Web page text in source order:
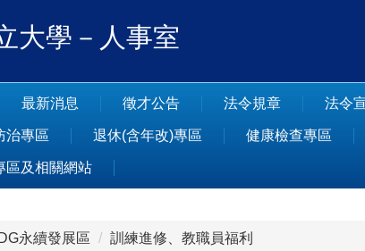
大學－人事室
最新消息 徵才公告 法令規章 法令
治專區 退休(含年改)專區 健康檢查專區
區及相關網站
永續發展區 訓練進修、教職員福利